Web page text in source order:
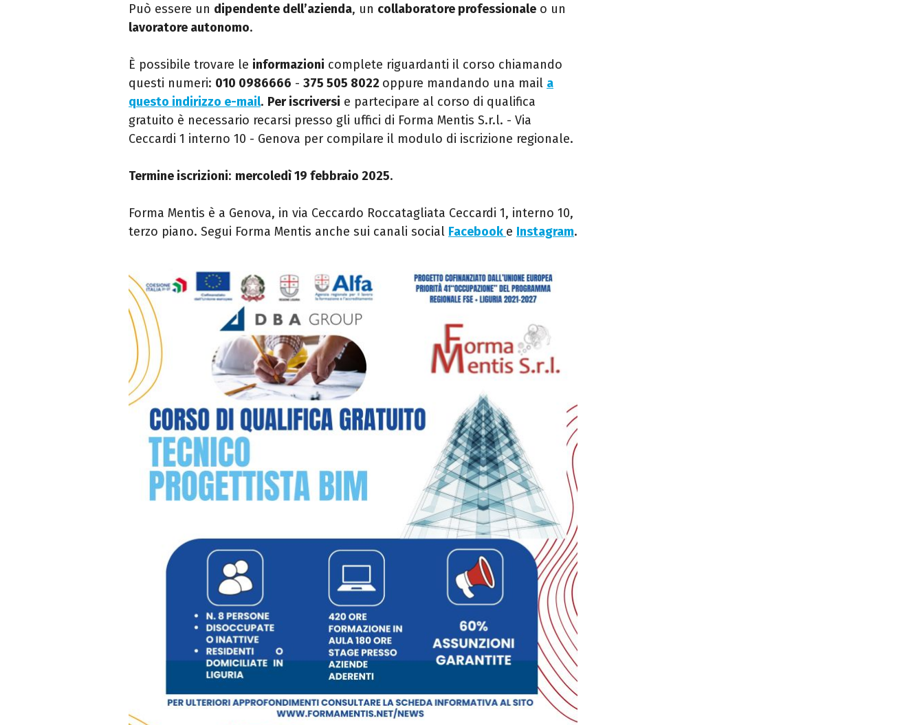
Può essere un dipendente dell’azienda, un collaboratore professionale o un
lavoratore autonomo.
È possibile trovare le informazioni complete riguardanti il corso chiamando
questi numeri: 010 0986666 - 375 505 8022 oppure mandando una mail a
questo indirizzo e-mail. Per iscriversi e partecipare al corso di qualifica
gratuito è necessario recarsi presso gli uffici di Forma Mentis S.r.l. - Via
Ceccardi 1 interno 10 - Genova per compilare il modulo di iscrizione regionale.
Termine iscrizioni: mercoledì 19 febbraio 2025.
Forma Mentis è a Genova, in via Ceccardo Roccatagliata Ceccardi 1, interno 10,
terzo piano. Segui Forma Mentis anche sui canali social Facebook e Instagram.